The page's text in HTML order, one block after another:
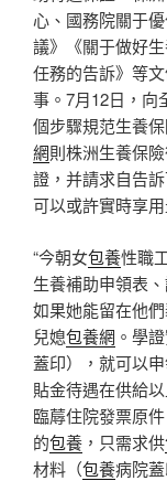
心、國務院關于
議》《關于做好
任務的告訴》等
事。7月12日，向
個步驟規范生養
網則株洲生養保
證，并請求自告
可以或許實時享
“今朝女包養性職
生養補助申領表
如果她能留在他
兒媳包養網 。學
蓋印），就可以
貼金待遇在供給
臨蓐住院發票原
的包養 ，只需求供
材料（包養病院